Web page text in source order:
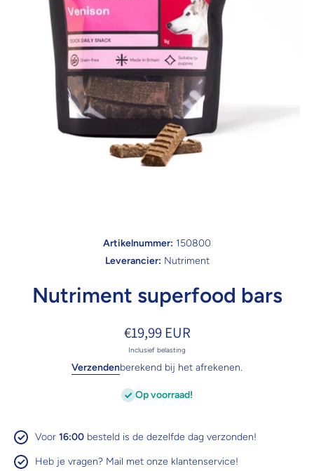
Artikelnummer: 150800
Leverancier: Nutriment
Nutriment superfood bars
€19,99 EUR
Inclusief belasting
Verzendenberekend bij het afrekenen.
Op voorraad!
Voor 16:00 besteld is de dezelfde dag verzonden!
Heb je vragen? Mail met onze klantenservice!